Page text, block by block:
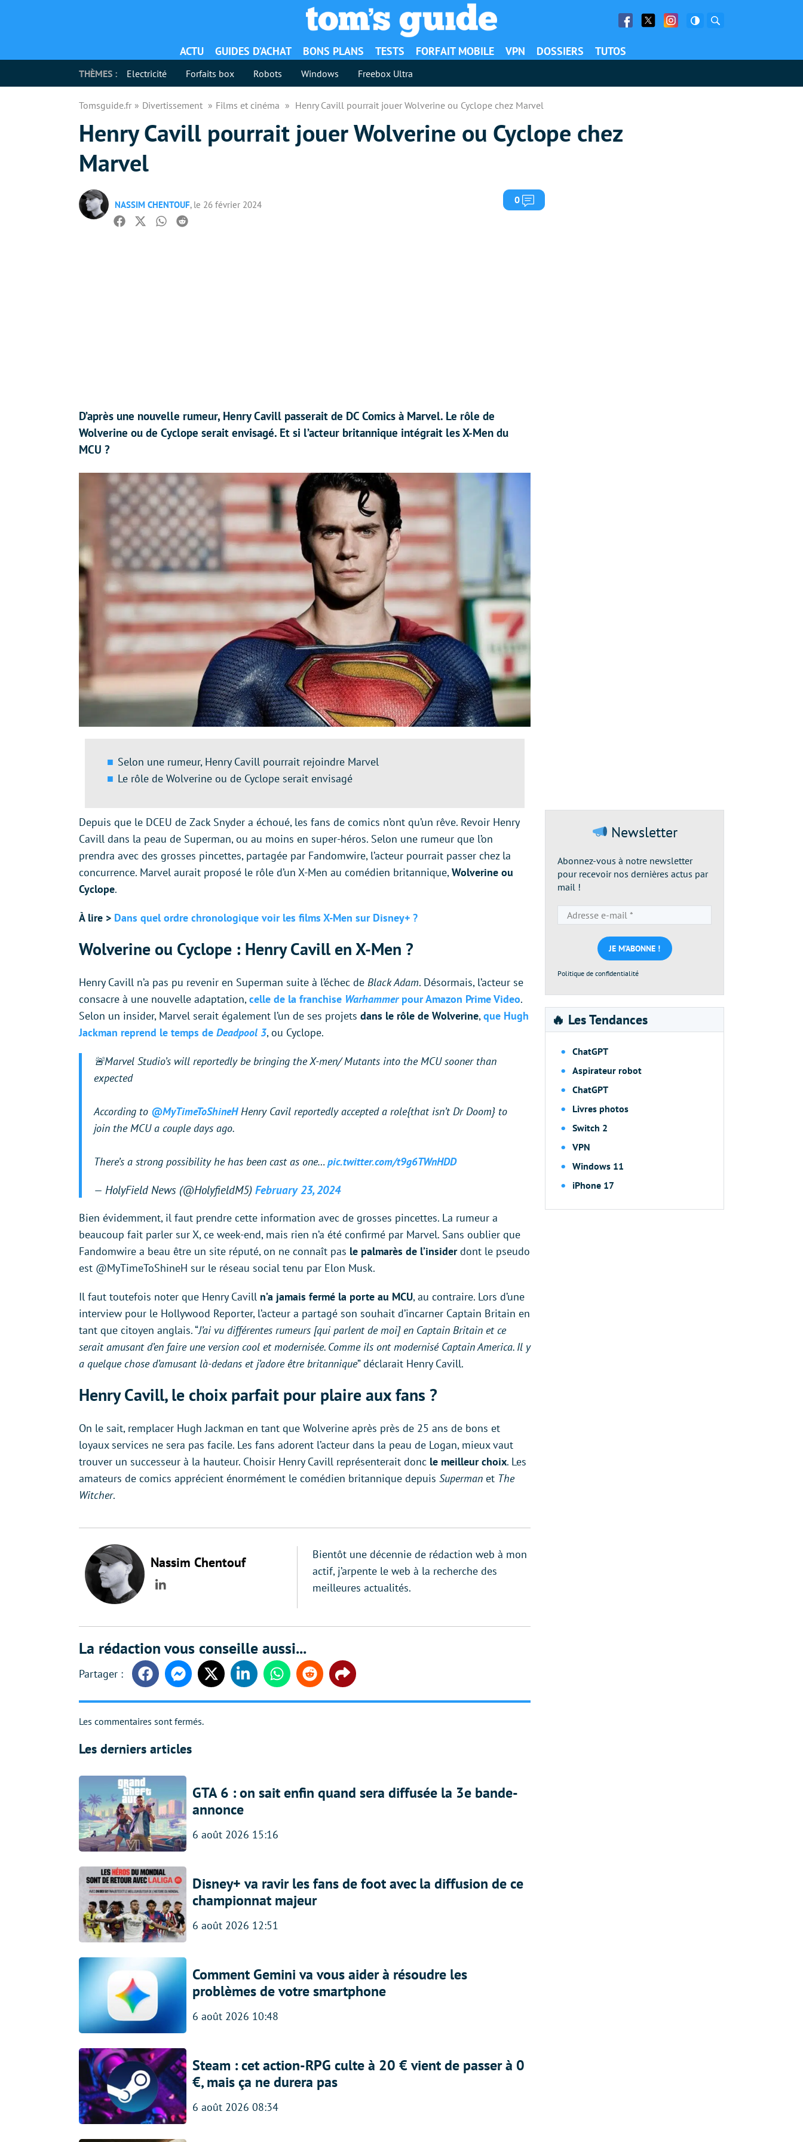
Facebook
Twitter Facebook
ACTU GUIDES D’ACHAT BONS PLANS TESTS FORFAIT MOBILE VPN DOSSIERS TUTOS
THÈMES : Electricité Forfaits box Robots Windows Freebox Ultra
Tomsguide.fr Divertissement Films et cinéma Henry Cavill pourrait jouer Wolverine ou Cyclope chez Marvel
Henry Cavill pourrait jouer Wolverine ou Cyclope chez
Marvel
NASSIM CHENTOUF, le 26 février 2024 0 Commentaires
Facebook
TwitterWhatsapp
Reddit
D’après une nouvelle rumeur, Henry Cavill passerait de DC Comics à Marvel. Le rôle de
Wolverine ou de Cyclope serait envisagé. Et si l’acteur britannique intégrait les X-Men du
MCU ?
Selon une rumeur, Henry Cavill pourrait rejoindre Marvel
Le rôle de Wolverine ou de Cyclope serait envisagé
Depuis que le DCEU de Zack Snyder a échoué, les fans de comics n’ont qu’un rêve. Revoir Henry
Cavill dans la peau de Superman, ou au moins en super-héros. Selon une rumeur que l’on
prendra avec des grosses pincettes, partagée par Fandomwire, l’acteur pourrait passer chez la
concurrence. Marvel aurait proposé le rôle d’un X-Men au comédien britannique,Wolverine ou
Cyclope.
À lire > Dans quel ordre chronologique voir les films X-Men sur Disney+ ?
Wolverine ou Cyclope : Henry Cavill en X-Men ?
Henry Cavill n’a pas pu revenir en Superman suite à l’échec de Black Adam. Désormais, l’acteur se
consacre à une nouvelle adaptation,celle de la franchise Warhammerpour Amazon Prime Video.
Selon un insider, Marvel serait également l’un de ses projets dans le rôle de Wolverine,que Hugh
Jackman reprend le temps de Deadpool 3, ou Cyclope.
🚨Marvel Studio’s will reportedly be bringing the X-men/ Mutants into the MCU sooner than
expected
According to @MyTimeToShineHHenry Cavil reportedly accepted a role{that isn’t Dr Doom} to
join the MCU a couple days ago.
There’s a strong possibility he has been cast as one…pic.twitter.com/t9g6TWnHDD
— HolyField News (@HolyfieldM5) February 23, 2024
Bien évidemment, il faut prendre cette information avec de grosses pincettes. La rumeur a
beaucoup fait parler sur X, ce week-end, mais rien n’a été confirmé par Marvel. Sans oublier que
Fandomwire a beau être un site réputé, on ne connaît pas le palmarès de l’insiderdont le pseudo
est @MyTimeToShineH sur le réseau social tenu par Elon Musk.
Il faut toutefois noter que Henry Cavill n’a jamais fermé la porte au MCU, au contraire. Lors d’une
interview pour le Hollywood Reporter, l’acteur a partagé son souhait d’incarner Captain Britain en
tant que citoyen anglais. “J’ai vu différentes rumeurs [qui parlent de moi] en Captain Britain et ce
serait amusant d’en faire une version cool et modernisée. Comme ils ont modernisé Captain America. Il y
a quelque chose d’amusant là-dedans et j’adore être britannique” déclarait Henry Cavill.
Henry Cavill, le choix parfait pour plaire aux fans ?
On le sait, remplacer Hugh Jackman en tant que Wolverine après près de 25 ans de bons et
loyaux services ne sera pas facile. Les fans adorent l’acteur dans la peau de Logan, mieux vaut
trouver un successeur à la hauteur. Choisir Henry Cavill représenterait donc le meilleur choix. Les
amateurs de comics apprécient énormément le comédien britannique depuis Superman et The
Witcher.
Nassim Chentouf
LinkedIn
Bientôt une décennie de rédaction web à mon
actif, j’arpente le web à la recherche des
meilleures actualités.
La rédaction vous conseille aussi...
FacebookMessengerTwitter LinkedinWhatsappReddit Share
Les commentaires sont fermés.
Les derniers articles
GTA 6 : on sait enfin quand sera diffusée la 3e bande-
annonce
6 août 2026 15:16
Disney+ va ravir les fans de foot avec la diffusion de ce
championnat majeur
6 août 2026 12:51
Comment Gemini va vous aider à résoudre les
problèmes de votre smartphone
6 août 2026 10:48
Steam : cet action-RPG culte à 20 € vient de passer à 0
€, mais ça ne durera pas
6 août 2026 08:34
Newsletter
Abonnez-vous à notre newsletter
pour recevoir nos dernières actus par
mail !
e-
mail
*
Politique de confidentialité
🔥 Les Tendances
ChatGPT
Aspirateur robot
ChatGPT
Livres photos
Switch 2
VPN
Windows 11
iPhone 17